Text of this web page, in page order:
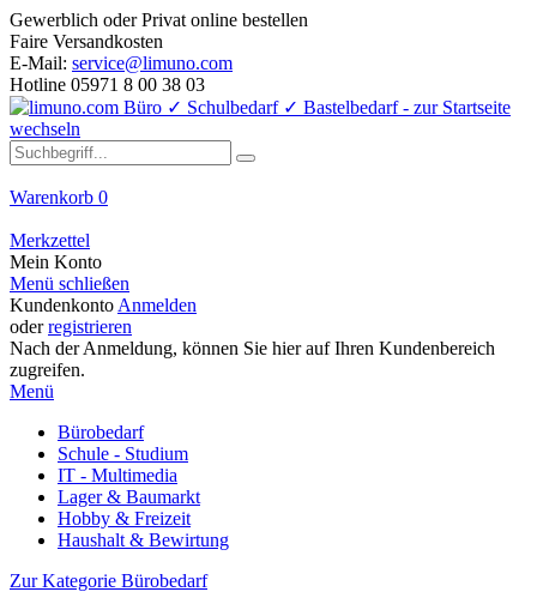
Gewerblich oder Privat online bestellen
Faire Versandkosten
E-Mail: service@limuno.com
Hotline 05971 8 00 38 03
Warenkorb 0
Merkzettel
Mein Konto
Menü schließen
Kundenkonto Anmelden
oderregistrieren
Nach der Anmeldung, können Sie hier auf Ihren Kundenbereich
zugreifen.
Menü
Bürobedarf
Schule - Studium
IT - Multimedia
Lager & Baumarkt
Hobby & Freizeit
Haushalt & Bewirtung
Zur Kategorie Bürobedarf